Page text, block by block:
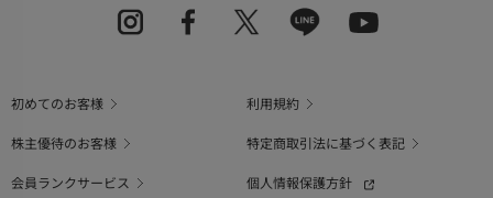
初めてのお客様
利用規約
株主優待のお客様
特定商取引法に基づく表記
会員ランクサービス
個人情報保護方針